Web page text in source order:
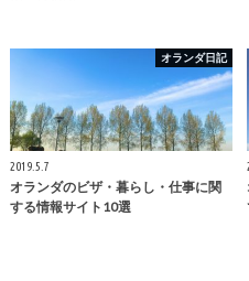
オランダ日記
2019.5.7
オランダのビザ・暮らし・仕事に関
する情報サイト10選